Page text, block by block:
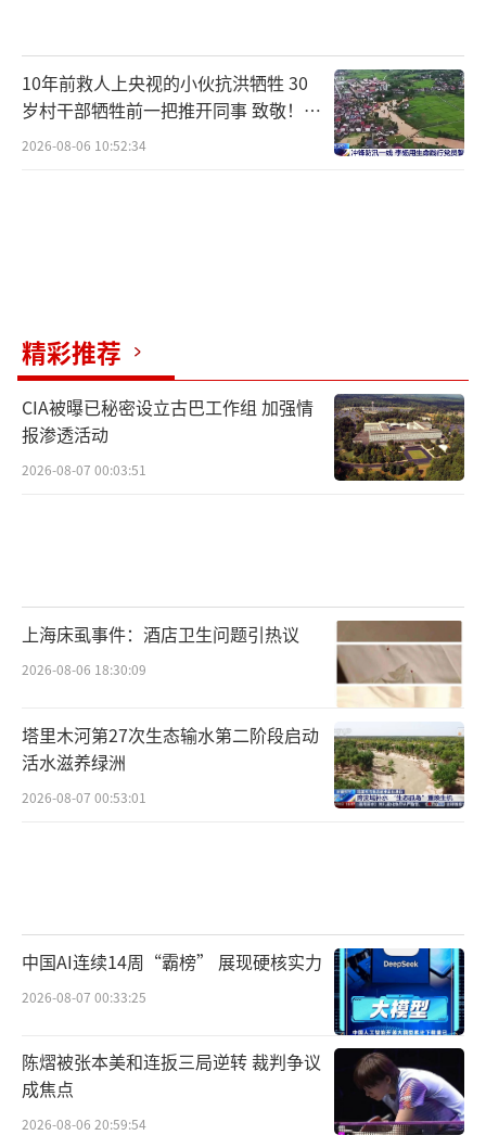
10年前救人上央视的小伙抗洪牺牲 30
岁村干部牺牲前一把推开同事 致敬！送
别！
2026-08-06 10:52:34
精彩推荐
CIA被曝已秘密设立古巴工作组 加强情
报渗透活动
2026-08-07 00:03:51
上海床虱事件：酒店卫生问题引热议
2026-08-06 18:30:09
塔里木河第27次生态输水第二阶段启动
活水滋养绿洲
2026-08-07 00:53:01
中国AI连续14周“霸榜” 展现硬核实力
2026-08-07 00:33:25
陈熠被张本美和连扳三局逆转 裁判争议
成焦点
2026-08-06 20:59:54